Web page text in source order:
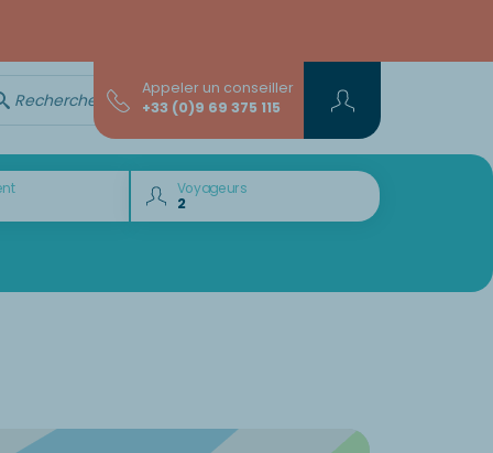
Rechercher avec l'assistant...
Appeler un conseiller
+33 (0)9 69 375 115
Voyageurs